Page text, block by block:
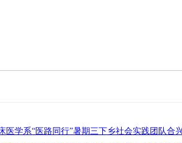
学系“医路同行”暑期三下乡社会实践团队合兴